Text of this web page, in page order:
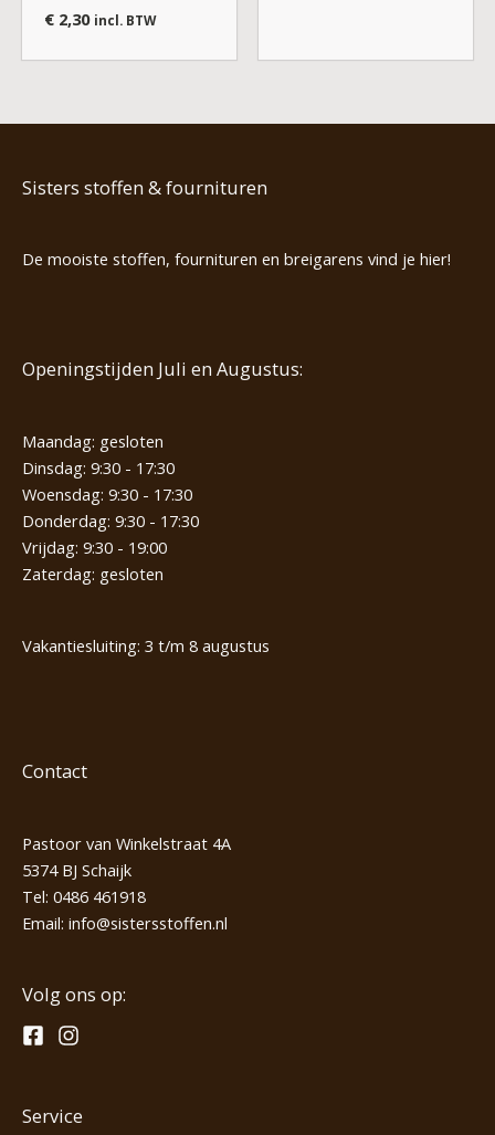
€2,30 incl. BTW
Sisters stoffen & fournituren
De mooiste stoffen, fournituren en breigarens vind je hier!
Openingstijden Juli en Augustus:
Maandag: gesloten
Dinsdag: 9:30 - 17:30
Woensdag: 9:30 - 17:30
Donderdag: 9:30 - 17:30
Vrijdag: 9:30 - 19:00
Zaterdag: gesloten
Vakantiesluiting: 3 t/m 8 augustus
Contact
Pastoor van Winkelstraat 4A
5374 BJ Schaijk
Tel: 0486 461918
Email: info@sistersstoffen.nl
Volg ons op:
Service